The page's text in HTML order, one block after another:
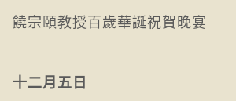
饒宗頤教授百歲華誕祝賀晚宴
十二月五日